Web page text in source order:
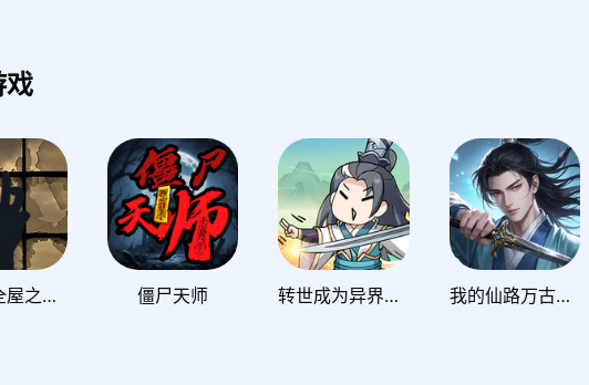
戏
末日安全屋之最后堡垒 僵尸天师 转世成为异界剑仙 我的仙路万古不灭